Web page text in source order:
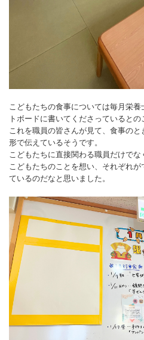
こどもたちの食事については毎月栄
トボードに書いてくださっているとの
これを職員の皆さんが見て、食事の
形で伝えているそうです。
こどもたちに直接関わる職員だけで
こどもたちのことを想い、それぞれ
ているのだなと思いました。